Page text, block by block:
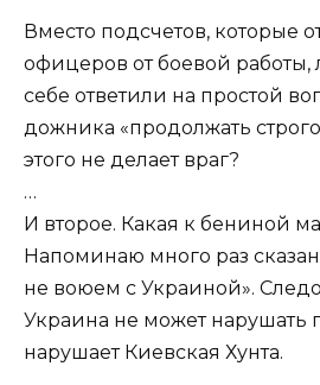
Вместо подсчетов, которые
офицеров от боевой
себе ответили на простой
дожника «продолжать
этого не делает враг?
…
И второе. Какая к бениной
Напоминаю много раз
не воюем с Украиной».
Украина не может нарушать
нарушает Киевская Хунта.